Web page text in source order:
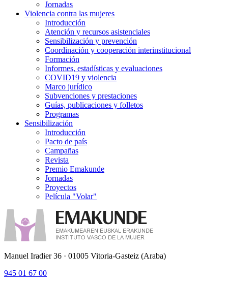
Jornadas
Violencia contra las mujeres
Introducción
Atención y recursos asistenciales
Sensibilización y prevención
Coordinación y cooperación interinstitucional
Formación
Informes, estadísticas y evaluaciones
COVID19 y violencia
Marco jurídico
Subvenciones y prestaciones
Guías, publicaciones y folletos
Programas
Sensibilización
Introducción
Pacto de país
Campañas
Revista
Premio Emakunde
Jornadas
Proyectos
Película "Volar"
Manuel Iradier 36 · 01005 Vitoria-Gasteiz (Araba)
945 01 67 00